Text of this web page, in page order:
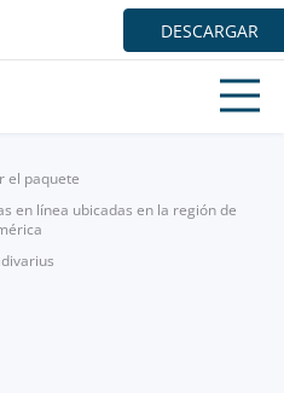
DESCARGAR
el paquete
en línea ubicadas en la región de